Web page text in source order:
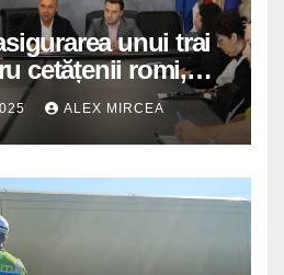
unui trai
cetățenii romi,
instituțiile
ALEX MIRCEA